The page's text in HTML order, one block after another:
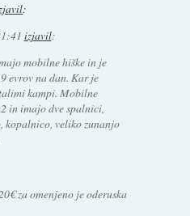
:
izjavil:
mobilne hiške in je
evrov na dan. Kar je
kampi. Mobilne
in imajo dve spalnici,
kopalnico, veliko zunanjo
za omenjeno je oderuska